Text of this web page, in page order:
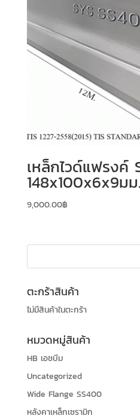
เหล็กไวด์แฟรงค์
148x100x6x9ม
9,000.00฿
ตะกร้าสินค้า
ไม่มีสินค้าในตะกร้า
หมวดหมู่สินค้า
HB เอชบีม
Uncategorized
Wide Flange SS400
หลังคาเหล็กเซรามิก